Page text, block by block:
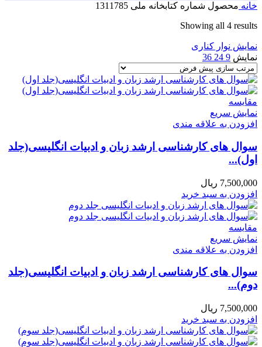
خانه محصول شماره کتابخانه ملی 1311785
Showing all 4 results
نمایش نوار کناری
نمایش 9
24
36
مقايسه
نمایش سریع
افزودن به علاقه مندی
سوال های کارشناسی ارشد زبان و ادبیات انگلیسی(جلد
اول)...
7,500,000 ریال
افزودن به سبد خرید
مقايسه
نمایش سریع
افزودن به علاقه مندی
سوال های کارشناسی ارشد زبان و ادبیات انگلیسی(جلد
دوم)...
7,500,000 ریال
افزودن به سبد خرید